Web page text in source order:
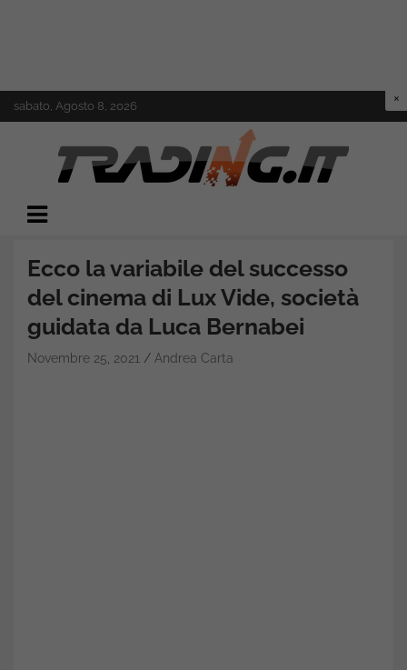
to
sabato, Agosto 8, 2026
Trading.it
Ecco la variabile del successo
del cinema di Lux Vide, società
guidata da Luca Bernabei
Novembre 25, 2021 Andrea Carta